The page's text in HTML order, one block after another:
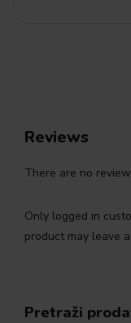
Reviews
There are no
Only logged in
product may leave
Pretraži